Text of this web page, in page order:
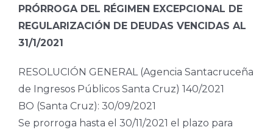
PRÓRROGA DEL RÉGIMEN EXCEPCIONAL DE
REGULARIZACIÓN DE DEUDAS VENCIDAS AL
31/1/2021
RESOLUCIÓN GENERAL (Agencia Santacruceña
de Ingresos Públicos Santa Cruz) 140/2021
BO (Santa Cruz): 30/09/2021
Se prorroga hasta el 30/11/2021 el plazo para